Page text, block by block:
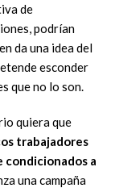
de
podrían
da una idea del
esconder
que no lo son.
quiera que
trabajadores
a
una campaña